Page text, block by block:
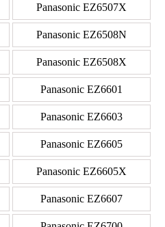
Panasonic EZ6507X
Panasonic EZ6508N
Panasonic EZ6508X
Panasonic EZ6601
Panasonic EZ6603
Panasonic EZ6605
Panasonic EZ6605X
Panasonic EZ6607